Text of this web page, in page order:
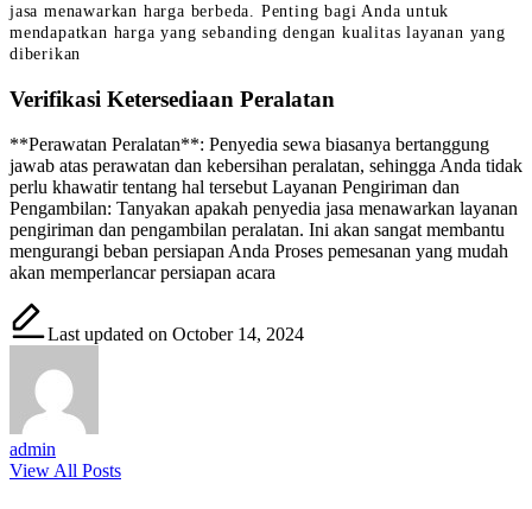
jasa menawarkan harga berbeda. Penting bagi Anda untuk
mendapatkan harga yang sebanding dengan kualitas layanan yang
diberikan
Verifikasi Ketersediaan Peralatan
**Perawatan Peralatan**: Penyedia sewa biasanya bertanggung
jawab atas perawatan dan kebersihan peralatan, sehingga Anda tidak
perlu khawatir tentang hal tersebut Layanan Pengiriman dan
Pengambilan: Tanyakan apakah penyedia jasa menawarkan layanan
pengiriman dan pengambilan peralatan. Ini akan sangat membantu
mengurangi beban persiapan Anda Proses pemesanan yang mudah
akan memperlancar persiapan acara
Last updated on October 14, 2024
admin
View All Posts